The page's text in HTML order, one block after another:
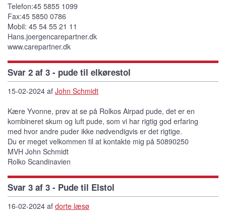
Telefon:45 5855 1099
Fax:45 5850 0786
Mobil: 45 54 55 21 11
Hans.joergencarepartner.dk
www.carepartner.dk
Svar 2 af 3 - pude til elkørestol
15-02-2024 af John Schmidt
Kære Yvonne, prøv at se på Rolkos Airpad pude, det er en
kombineret skum og luft pude, som vi har rigtig god erfaring
med hvor andre puder ikke nødvendigvis er det rigtige.
Du er meget velkommen til at kontakte mig på 50890250
MVH John Schmidt
Rolko Scandinavien
Svar 3 af 3 - Pude til Elstol
16-02-2024 af dorte læsø